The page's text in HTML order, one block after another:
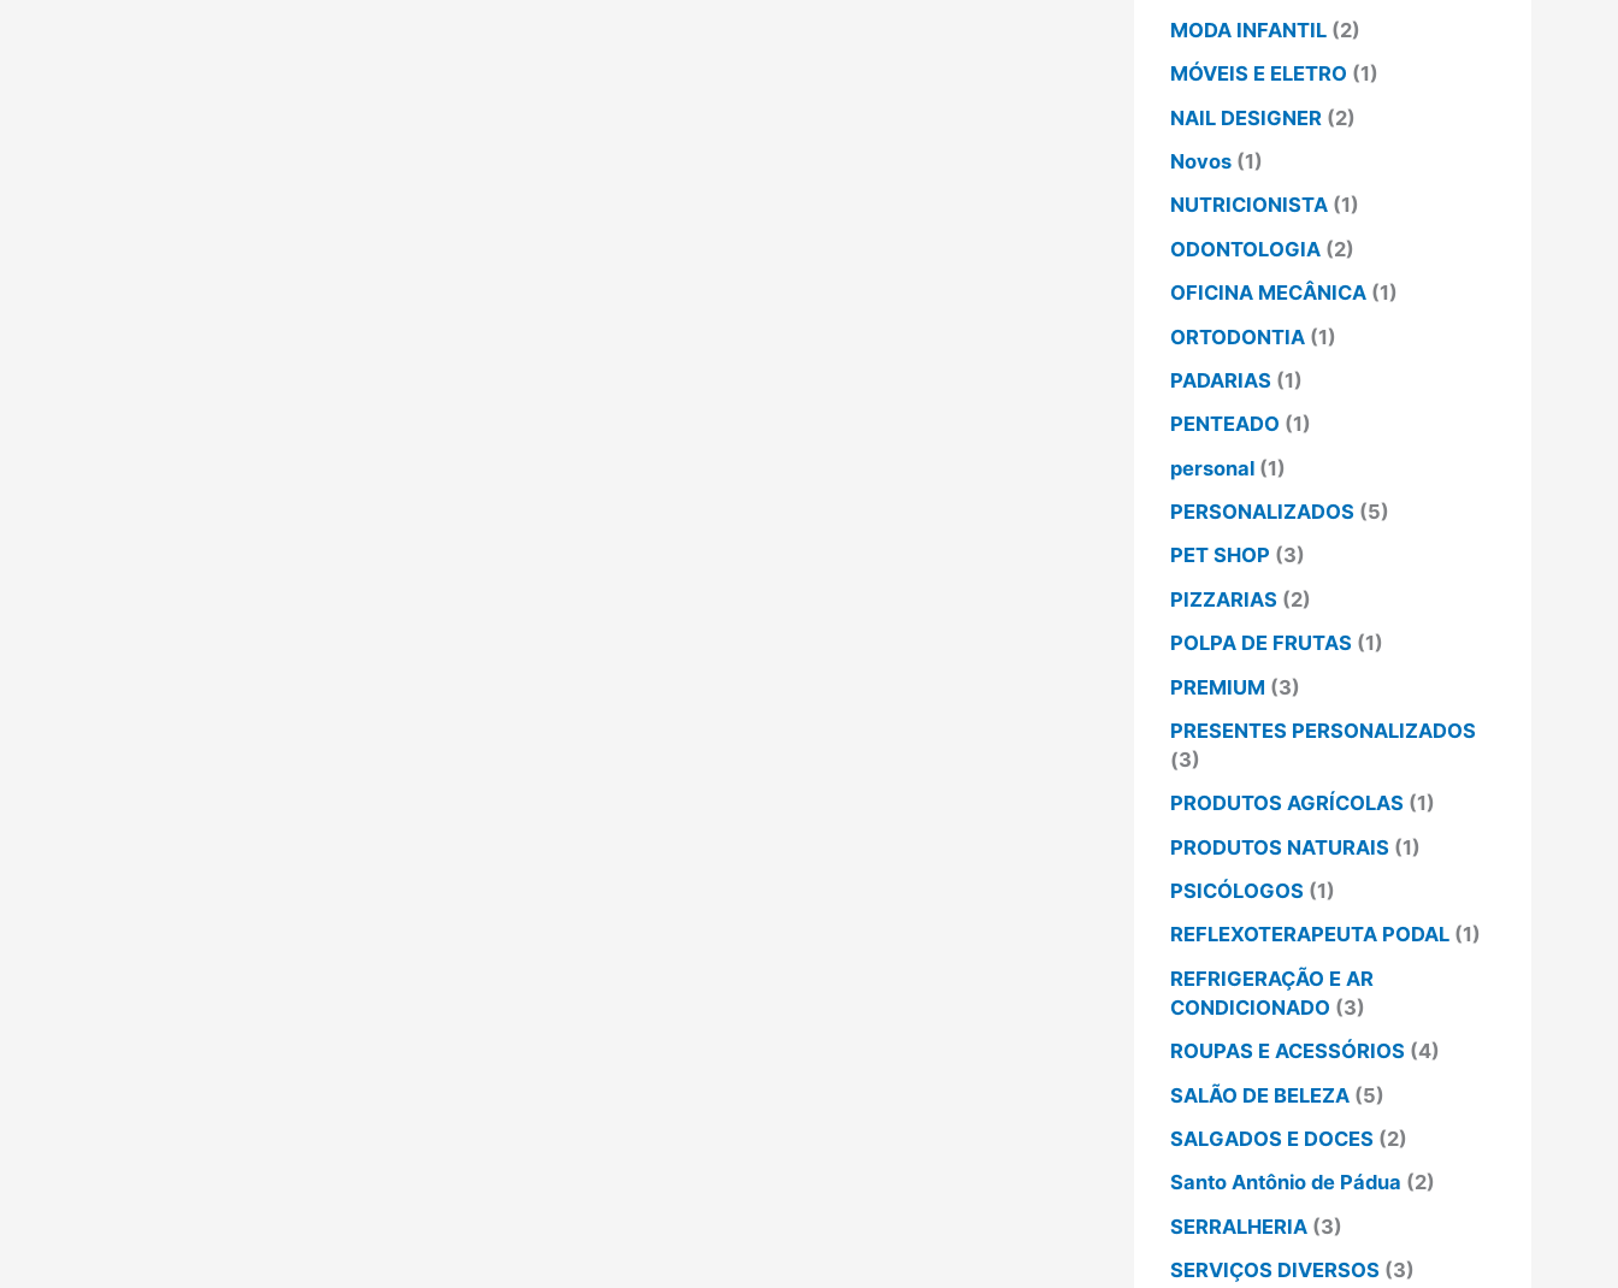
MODA INFANTIL (2)
MÓVEIS E ELETRO (1)
NAIL DESIGNER (2)
Novos (1)
NUTRICIONISTA (1)
ODONTOLOGIA (2)
OFICINA MECÂNICA (1)
ORTODONTIA (1)
PADARIAS (1)
PENTEADO (1)
personal (1)
PERSONALIZADOS (5)
PET SHOP (3)
PIZZARIAS (2)
POLPA DE FRUTAS (1)
PREMIUM (3)
PRESENTES PERSONALIZADOS
(3)
PRODUTOS AGRÍCOLAS (1)
PRODUTOS NATURAIS (1)
PSICÓLOGOS (1)
REFLEXOTERAPEUTA PODAL (1)
REFRIGERAÇÃO E AR
CONDICIONADO (3)
ROUPAS E ACESSÓRIOS (4)
SALÃO DE BELEZA (5)
SALGADOS E DOCES (2)
Santo Antônio de Pádua (2)
SERRALHERIA (3)
SERVIÇOS DIVERSOS (3)